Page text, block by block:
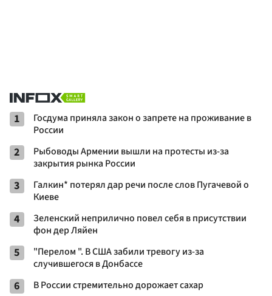
1
Госдума приняла закон о запрете на проживание в
России
2
Рыбоводы Армении вышли на протесты из-за
закрытия рынка России
3
Галкин* потерял дар речи после слов Пугачевой о
Киеве
4
Зеленский неприлично повел cебя в присутствии
фон дер Ляйен
5
"Перелом ". В США забили тревогу из-за
случившегося в Донбассе
6 В России стремительно дорожает сахар